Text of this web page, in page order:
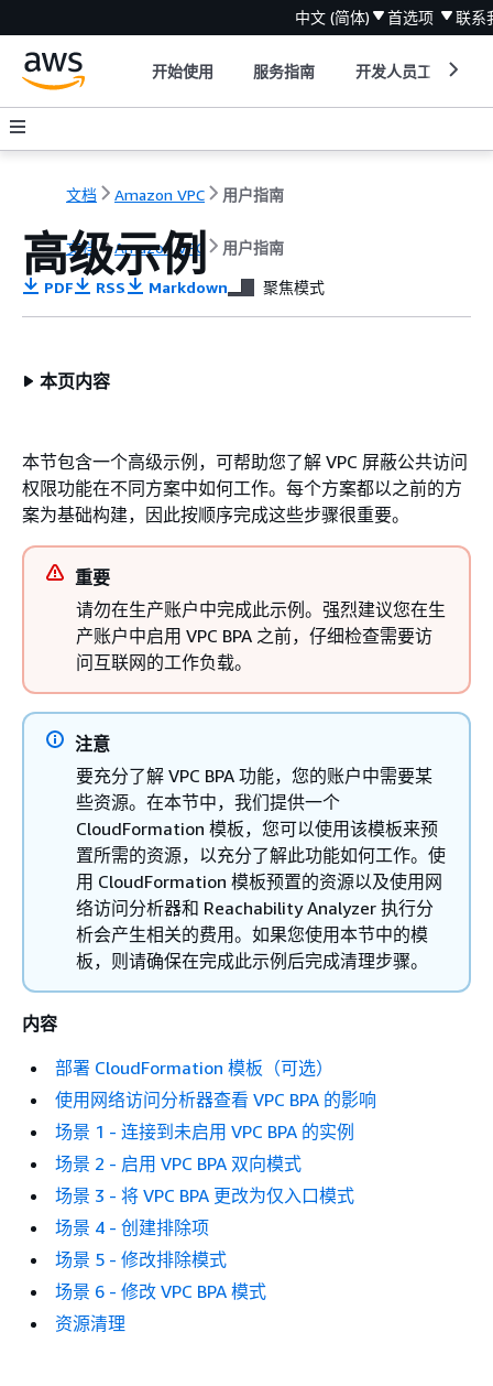
中文 (简体) 首选项 联系
开始使用 服务指南 开发人员工具
文档 Amazon VPC 用户指南
文档 Amazon VPC 用户指南
高级示例
PDF RSS Markdown 聚焦模式
本页内容
本节包含一个高级示例，可帮助您了解 VPC 屏蔽公共访问
权限功能在不同方案中如何工作。每个方案都以之前的方
案为基础构建，因此按顺序完成这些步骤很重要。
重要
请勿在生产账户中完成此示例。强烈建议您在生
产账户中启用 VPC BPA 之前，仔细检查需要访
问互联网的工作负载。
注意
要充分了解 VPC BPA 功能，您的账户中需要某
些资源。在本节中，我们提供一个
CloudFormation 模板，您可以使用该模板来预
置所需的资源，以充分了解此功能如何工作。使
用 CloudFormation 模板预置的资源以及使用网
络访问分析器和 Reachability Analyzer 执行分
析会产生相关的费用。如果您使用本节中的模
板，则请确保在完成此示例后完成清理步骤。
内容
部署 CloudFormation 模板（可选）
使用网络访问分析器查看 VPC BPA 的影响
场景 1 - 连接到未启用 VPC BPA 的实例
场景 2 - 启用 VPC BPA 双向模式
场景 3 - 将 VPC BPA 更改为仅入口模式
场景 4 - 创建排除项
场景 5 - 修改排除模式
场景 6 - 修改 VPC BPA 模式
资源清理